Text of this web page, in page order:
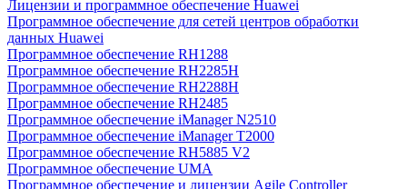
Лицензии и программное обеспечение Huawei
Программное обеспечение для сетей центров обработки
данных Huawei
Программное обеспечение RH1288
Программное обеспечение RH2285H
Программное обеспечение RH2288H
Программное обеспечение RH2485
Программное обеспечение iManager N2510
Программное обеспечение iManager T2000
Программное обеспечение RH5885 V2
Программное обеспечение UMA
Программное обеспечение и лицензии Agile Controller